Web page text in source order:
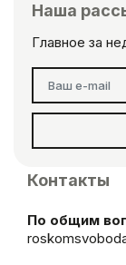
Наша
Главное за
Контакты
По общим